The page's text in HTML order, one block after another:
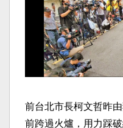
前台北市長柯文哲昨
前跨過火爐，用力踩